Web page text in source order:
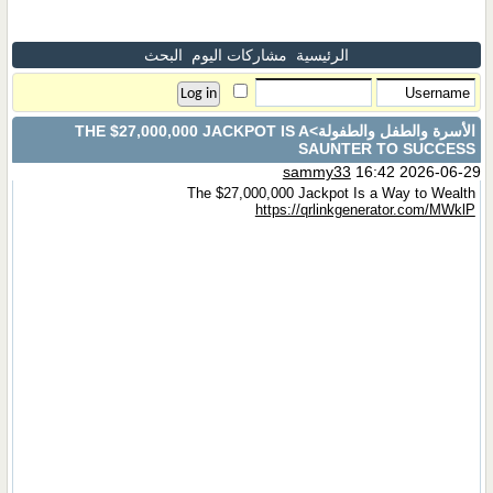
الرئيسية مشاركات اليوم البحث
الأسرة والطفل والطفولة >THE $27,000,000 JACKPOT IS A
SAUNTER TO SUCCESS
sammy33 16:42 2026-06-29
The $27,000,000 Jackpot Is a Way to Wealth
https://qrlinkgenerator.com/MWklP